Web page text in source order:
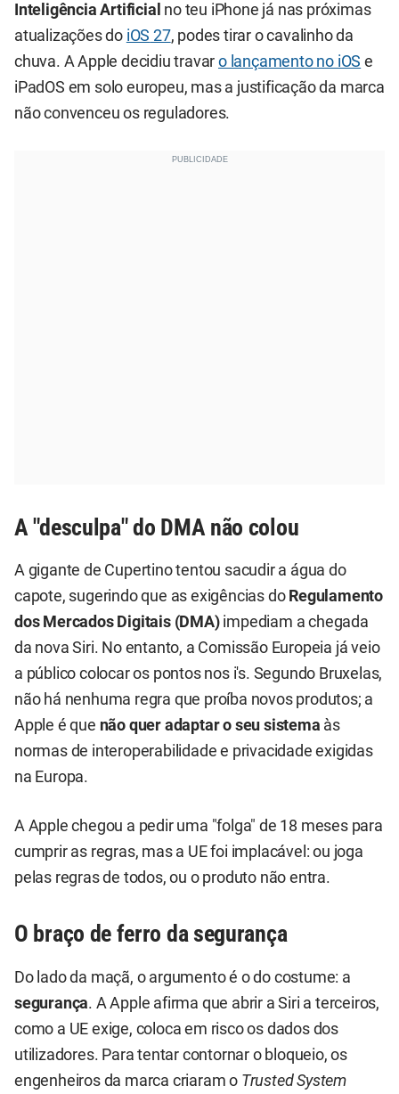
Inteligência Artificial no teu iPhone já nas próximas
atualizações do iOS 27, podes tirar o cavalinho da
chuva. A Apple decidiu travaro lançamento no iOS e
iPadOS em solo europeu, mas a justificação da marca
não convenceu os reguladores.
A "desculpa" do DMA não colou
A gigante de Cupertino tentou sacudir a água do
capote, sugerindo que as exigências do Regulamento
dos Mercados Digitais (DMA)impediam a chegada
da nova Siri. No entanto, a Comissão Europeia já veio
a público colocar os pontos nos i's. Segundo Bruxelas,
não há nenhuma regra que proíba novos produtos; a
Apple é que não quer adaptar o seu sistema às
normas de interoperabilidade e privacidade exigidas
na Europa.
A Apple chegou a pedir uma "folga" de 18 meses para
cumprir as regras, mas a UE foi implacável: ou joga
pelas regras de todos, ou o produto não entra.
O braço de ferro da segurança
Do lado da maçã, o argumento é o do costume: a
segurança. A Apple afirma que abrir a Siri a terceiros,
como a UE exige, coloca em risco os dados dos
utilizadores. Para tentar contornar o bloqueio, os
engenheiros da marca criaram o Trusted System